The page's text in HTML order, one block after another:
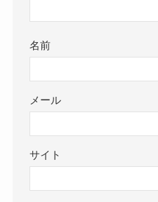
名前
メール
サイト